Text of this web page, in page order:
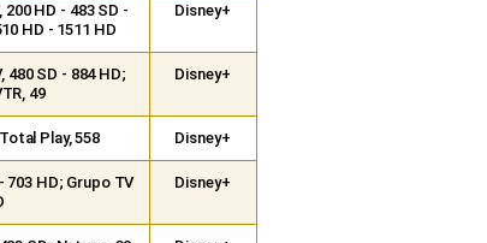
HD - 483 SD -
HD - 1511 HD
Disney+
480 SD - 884 HD;
49
Disney+
Play, 558 Disney+
703 HD; Grupo TV
Disney+